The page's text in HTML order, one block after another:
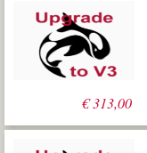
€313,00